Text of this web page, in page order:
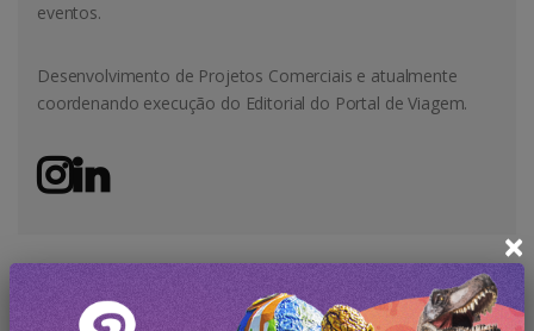
eventos.
Desenvolvimento de Projetos Comerciais e atualmente
coordenando execução do Editorial do Portal de Viagem.
×